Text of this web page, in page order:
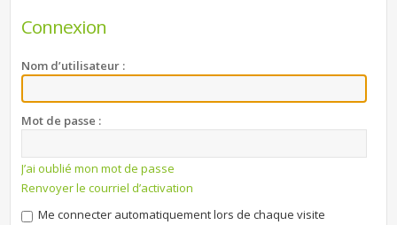
Connexion
Nom d’utilisateur :
Mot de passe :
J’ai oublié mon mot de passe
Renvoyer le courriel d’activation
Me connecter automatiquement lors de chaque visite